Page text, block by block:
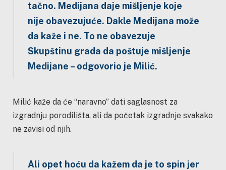
tačno. Medijana daje mišljenje koje
nije obavezujuće. Dakle Medijana može
da kaže i ne. To ne obavezuje
Skupštinu grada da poštuje mišljenje
Medijane – odgovorio je Milić.
Milić kaže da će “naravno” dati saglasnost za
izgradnju porodilišta, ali da početak izgradnje svakako
ne zavisi od njih.
Ali opet hoću da kažem da je to spin jer